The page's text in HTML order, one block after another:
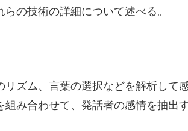
の技術の詳細について述べる。
ズム、言葉の選択などを解析して
み合わせて、発話者の感情を抽出